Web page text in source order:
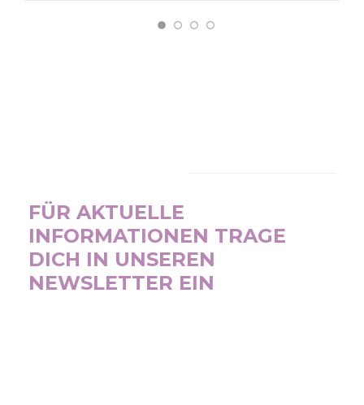
FÜR AKTUELLE
INFORMATIONEN TRAGE
DICH IN UNSEREN
NEWSLETTER EIN